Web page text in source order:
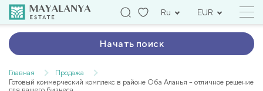
Ru EUR
Начать поиск
Главная
Продажа
Готовый коммерческий комплекс в районе Оба Аланья – отличное решение